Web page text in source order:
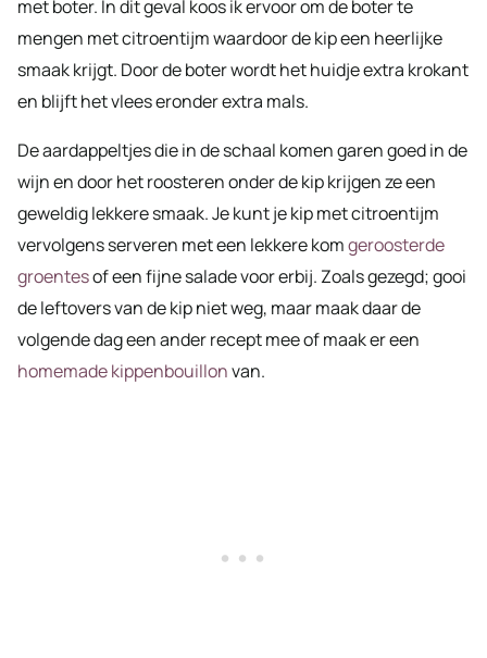
met boter. In dit geval koos ik ervoor om de boter te
mengen met citroentijm waardoor de kip een heerlijke
smaak krijgt. Door de boter wordt het huidje extra krokant
en blijft het vlees eronder extra mals.
De aardappeltjes die in de schaal komen garen goed in de
wijn en door het roosteren onder de kip krijgen ze een
geweldig lekkere smaak. Je kunt je kip met citroentijm
vervolgens serveren met een lekkere komgeroosterde
groentesof een fijne salade voor erbij. Zoals gezegd; gooi
de leftovers van de kip niet weg, maar maak daar de
volgende dag een ander recept mee of maak er een
homemade kippenbouillonvan.